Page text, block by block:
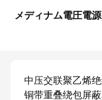
メディナム電圧電
中压交联聚乙烯
铜带重叠绕包屏